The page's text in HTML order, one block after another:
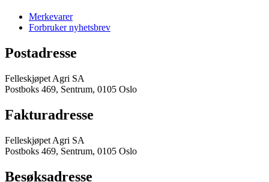
Merkevarer
Forbruker nyhetsbrev
Postadresse
Felleskjøpet Agri SA
Postboks 469, Sentrum, 0105 Oslo
Fakturadresse
Felleskjøpet Agri SA
Postboks 469, Sentrum, 0105 Oslo
Besøksadresse